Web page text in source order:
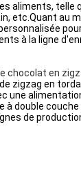
telle
etc.Quant au
à la ligne
chocolat en
zigzag en
une
double
de